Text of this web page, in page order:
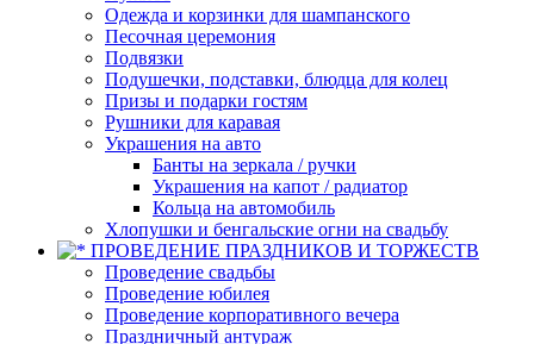
Одежда и корзинки для шампанского
Песочная церемония
Подвязки
Подушечки, подставки, блюдца для колец
Призы и подарки гостям
Рушники для каравая
Украшения на авто
Банты на зеркала / ручки
Украшения на капот / радиатор
Кольца на автомобиль
Хлопушки и бенгальские огни на свадьбу
ПРОВЕДЕНИЕ ПРАЗДНИКОВ И ТОРЖЕСТВ
Проведение свадьбы
Проведение юбилея
Проведение корпоративного вечера
Праздничный антураж